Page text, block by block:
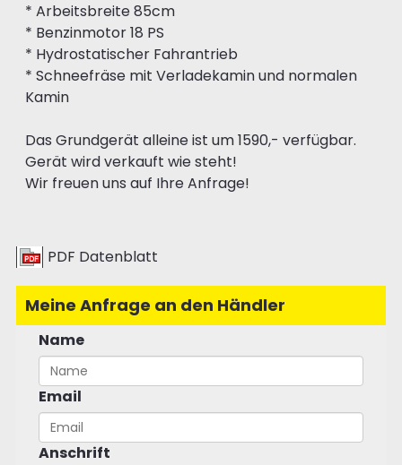
* Arbeitsbreite 85cm
* Benzinmotor 18 PS
* Hydrostatischer Fahrantrieb
* Schneefräse mit Verladekamin und normalen
Kamin
Das Grundgerät alleine ist um 1590,- verfügbar.
Gerät wird verkauft wie steht!
Wir freuen uns auf Ihre Anfrage!
PDF Datenblatt
Meine Anfrage an den Händler
Name
Email
Anschrift